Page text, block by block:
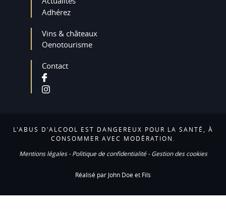
Adhérez
Vins & châteaux
Oenotourisme
Contact
L'ABUS D'ALCOOL EST DANGEREUX POUR LA SANTÉ, À
CONSOMMER AVEC MODÉRATION.
Mentions légales-Politique de confidentialité-Gestion des cookies
Réalisé par John Doe et Fils